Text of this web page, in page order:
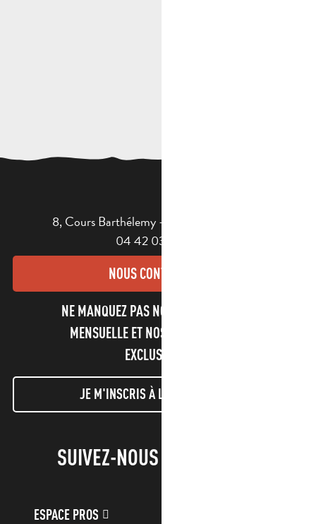
8, Cours Barthélemy - 13400 AUBAGNE
04 42 03 49 98
NOUS CONTACTER
NE MANQUEZ PAS NOTRE NEWSLETTER
MENSUELLE ET NOS INFORMATIONS
EXCLUSIVES !
JE M'INSCRIS À LA NEWSLETTER
SUIVEZ-NOUS !
ESPACE PROS